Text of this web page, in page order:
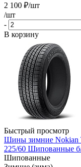
2 100 ₽/шт
/шт
-
В корзину
Быстрый просмотр
Шины зимние Nokian
225/60 Шипованные
Шипованные